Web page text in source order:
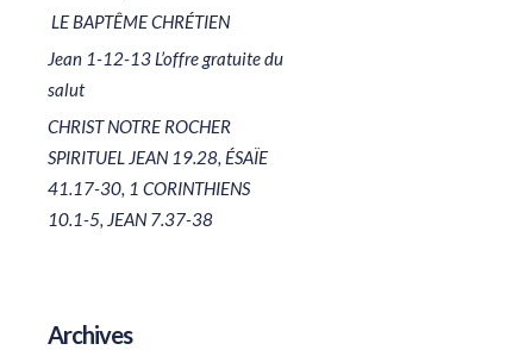
LE BAPTÊME CHRÉTIEN
Jean 1-12-13 L’offre gratuite du
salut
CHRIST NOTRE ROCHER
SPIRITUEL JEAN 19.28, ÉSAÏE
41.17-30, 1 CORINTHIENS
10.1-5, JEAN 7.37-38
Archives